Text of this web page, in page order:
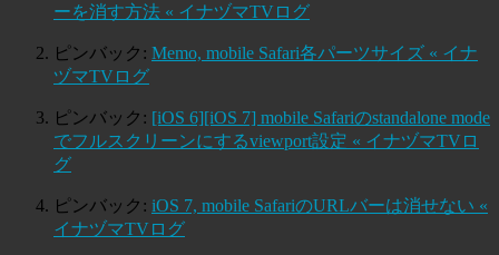
ーを消す方法 « イナヅマTVログ
ピンバック: Memo, mobile Safari各パーツサイズ « イナ
ヅマTVログ
ピンバック: [iOS 6][iOS 7] mobile Safariのstandalone mode
でフルスクリーンにするviewport設定 « イナヅマTVロ
グ
ピンバック: iOS 7, mobile SafariのURLバーは消せない «
イナヅマTVログ